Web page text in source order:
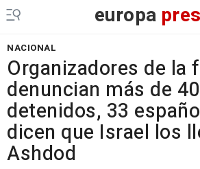
europa
NACIONAL
Organizadores de la
denuncian más de
detenidos, 33
dicen que Israel los
Ashdod